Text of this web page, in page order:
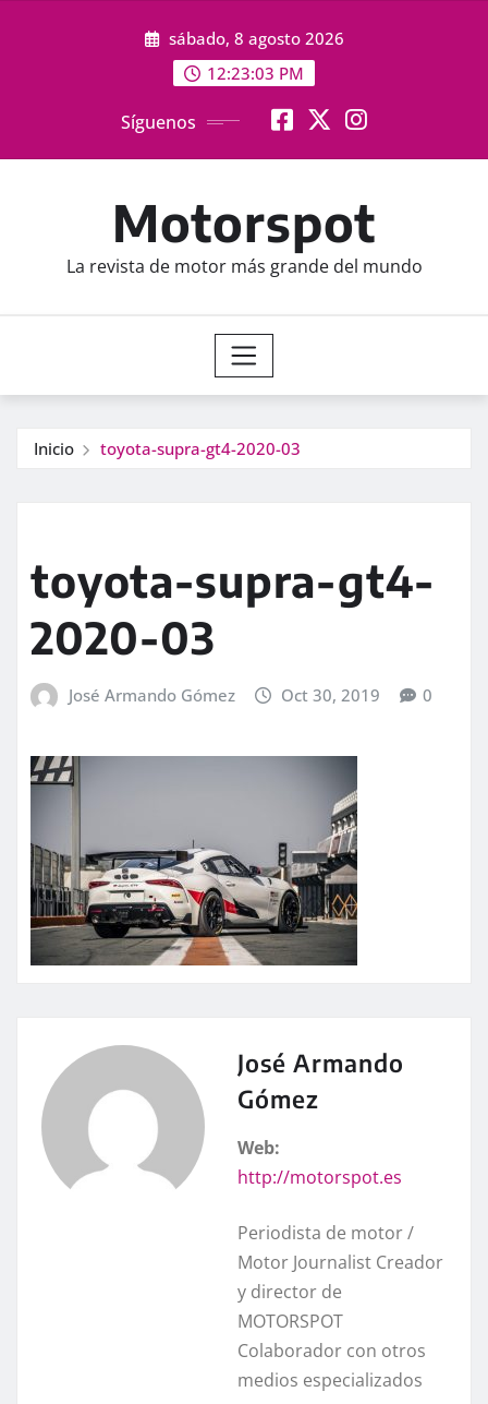
sábado, 8 agosto 2026
12:23:05 PM
Síguenos
Motorspot
La revista de motor más grande del mundo
Inicio toyota-supra-gt4-2020-03
toyota-supra-gt4-
2020-03
José Armando Gómez Oct 30, 2019 0
José Armando
Gómez
Web:
http://motorspot.es
Periodista de motor /
Motor Journalist Creador
y director de
MOTORSPOT
Colaborador con otros
medios especializados